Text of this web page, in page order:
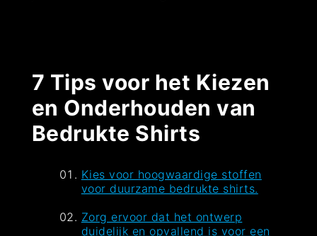
7 Tips voor het Kiezen
en Onderhouden van
Bedrukte Shirts
Kies voor hoogwaardige stoffen
voor duurzame bedrukte shirts.
Zorg ervoor dat het ontwerp
duidelijk en opvallend is voor een